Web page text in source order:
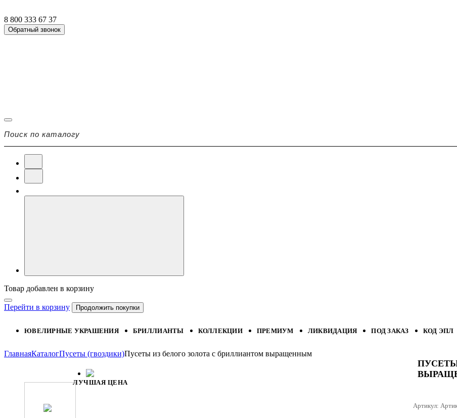
8 800 333 67 37
Обратный звонок
Товар добавлен в корзину
Перейти в корзину Продолжить покупки
ЮВЕЛИРНЫЕ УКРАШЕНИЯ БРИЛЛИАНТЫ КОЛЛЕКЦИИ ПРЕМИУМ ЛИКВИДАЦИЯ ПОД ЗАКАЗ КОД ЭПЛ
ГлавнаяКаталогПусеты (гвоздики)Пусеты из белого золота с бриллиантом выращенным
ЛУЧШАЯ ЦЕНА
Артикул: